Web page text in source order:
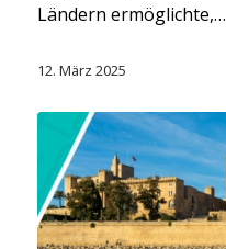
Ländern ermöglichte,…
12. März 2025